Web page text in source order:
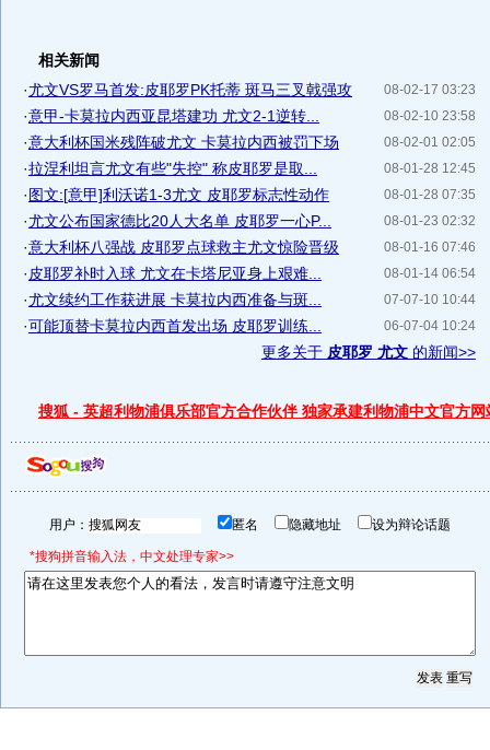
相关新闻
08-02-17 03:23
·尤文VS罗马首发:皮耶罗PK托蒂 斑马三叉戟强攻
08-02-10 23:58
·意甲-卡莫拉内西亚昆塔建功 尤文2-1逆转...
08-02-01 02:05
·意大利杯国米残阵破尤文 卡莫拉内西被罚下场
08-01-28 12:45
·拉涅利坦言尤文有些"失控" 称皮耶罗是取...
08-01-28 07:35
·图文:[意甲]利沃诺1-3尤文 皮耶罗标志性动作
08-01-23 02:32
·尤文公布国家德比20人大名单 皮耶罗一心P...
08-01-16 07:46
·意大利杯八强战 皮耶罗点球救主尤文惊险晋级
08-01-14 06:54
· 皮耶罗补时入球 尤文在卡塔尼亚身上艰难...
07-07-10 10:44
·尤文续约工作获进展 卡莫拉内西准备与斑...
06-07-04 10:24
·可能顶替卡莫拉内西首发出场 皮耶罗训练...
更多关于 皮耶罗 尤文 的新闻>>
搜狐 - 英超利物浦俱乐部官方合作伙伴 独家承建利物浦中文官方网
用户： 匿名 隐藏地址 设为辩论话题
*搜狗拼音输入法，中文处理专家>>